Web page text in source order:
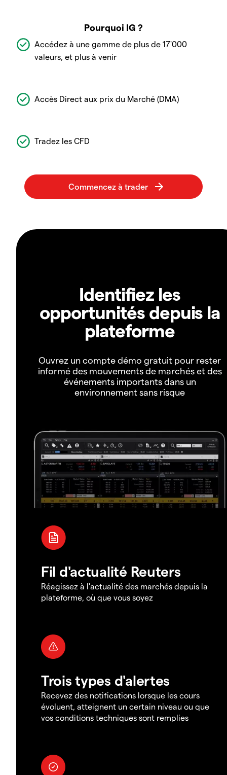
Pourquoi IG ?
Accédez à une gamme de plus de 17'000
valeurs, et plus à venir
Accès Direct aux prix du Marché (DMA)
Tradez les CFD
Identifiez les
opportunités depuis la
plateforme
Ouvrez un compte démo gratuit pour rester
informé des mouvements de marchés et des
événements importants dans un
environnement sans risque
Fil d'actualité Reuters
Réagissez à l'actualité des marchés depuis la
plateforme, où que vous soyez
Trois types d'alertes
Recevez des notifications lorsque les cours
évoluent, atteignent un certain niveau ou que
vos conditions techniques sont remplies